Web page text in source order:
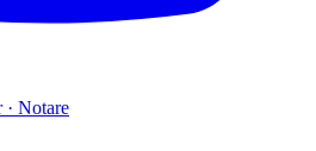
· Notare